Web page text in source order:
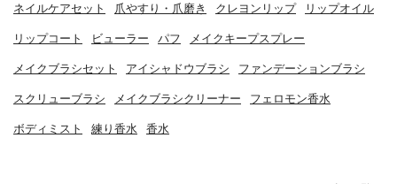
ネイルケアセット 爪やすり・爪磨き クレヨンリップ リップオイル
リップコート ビューラー パフ メイクキープスプレー
メイクブラシセット アイシャドウブラシ ファンデーションブラシ
スクリューブラシ メイクブラシクリーナー フェロモン香水
ボディミスト 練り香水 香水